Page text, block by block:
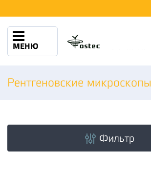
МЕНЮ
Рентгеновские микроскопы
Фильтр